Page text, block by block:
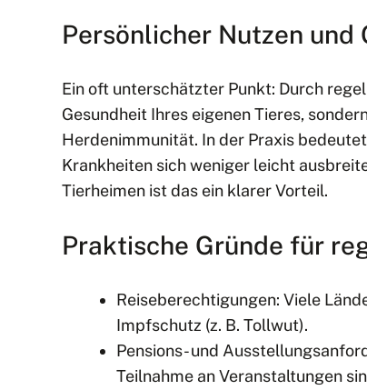
Persönlicher Nutzen und
Ein oft unterschätzter Punkt: Durch
Gesundheit Ihres eigenen Tieres,
Herdenimmunität. In der Praxis
Krankheiten sich weniger leicht
Tierheimen ist das ein klarer Vorteil.
Praktische Gründe für
Reiseberechtigungen: Viele
Impfschutz (z. B. Tollwut).
Pensions- und
Teilnahme an Veranstaltungen